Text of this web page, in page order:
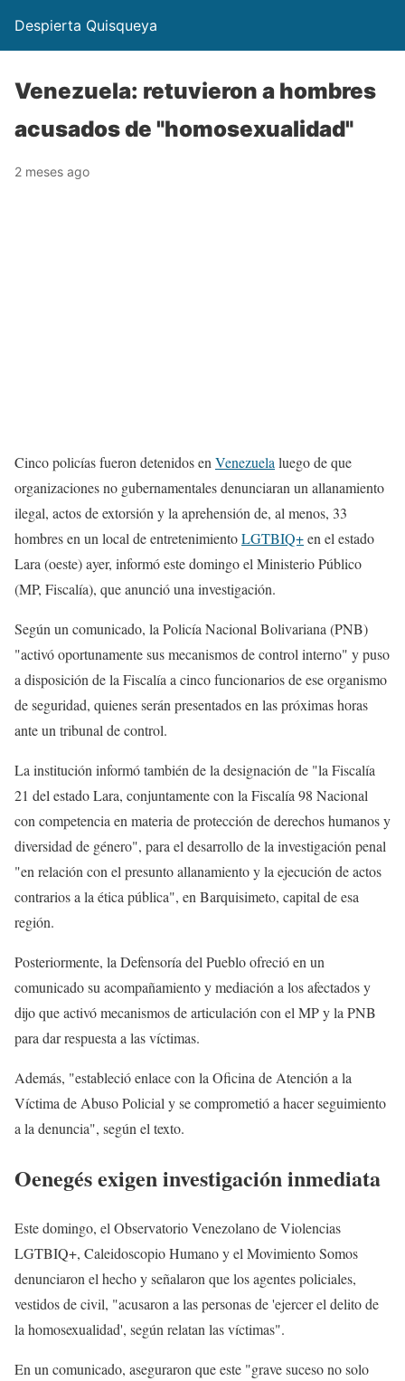
Despierta Quisqueya
Venezuela: retuvieron a hombres
acusados de "homosexualidad"
2 meses ago
Cinco policías fueron detenidos enVenezuelaluego de que
organizaciones no gubernamentales denunciaran un allanamiento
ilegal, actos de extorsión y la aprehensión de, al menos, 33
hombres en un local de entretenimientoLGTBIQ+en el estado
Lara (oeste) ayer, informó este domingo el Ministerio Público
(MP, Fiscalía), que anunció una investigación.
Según un comunicado, la Policía Nacional Bolivariana (PNB)
"activó oportunamente sus mecanismos de control interno" y puso
a disposición de la Fiscalía a cinco funcionarios de ese organismo
de seguridad, quienes serán presentados en las próximas horas
ante un tribunal de control.
La institución informó también de la designación de "la Fiscalía
21 del estado Lara, conjuntamente con la Fiscalía 98 Nacional
con competencia en materia de protección de derechos humanos y
diversidad de género", para el desarrollo de la investigación penal
"en relación con el presunto allanamiento y la ejecución de actos
contrarios a la ética pública", en Barquisimeto, capital de esa
región.
Posteriormente, la Defensoría del Pueblo ofreció en un
comunicado su acompañamiento y mediación a los afectados y
dijo que activó mecanismos de articulación con el MP y la PNB
para dar respuesta a las víctimas.
Además, "estableció enlace con la Oficina de Atención a la
Víctima de Abuso Policial y se comprometió a hacer seguimiento
a la denuncia", según el texto.
Oenegés exigen investigación inmediata
Este domingo, el Observatorio Venezolano de Violencias
LGTBIQ+, Caleidoscopio Humano y el Movimiento Somos
denunciaron el hecho y señalaron que los agentes policiales,
vestidos de civil, "acusaron a las personas de 'ejercer el delito de
la homosexualidad', según relatan las víctimas".
En un comunicado, aseguraron que este "grave suceso no solo